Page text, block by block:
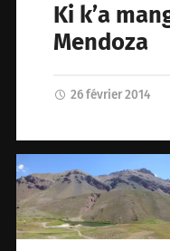
Ki k’a
Mendoza
26 février 2014